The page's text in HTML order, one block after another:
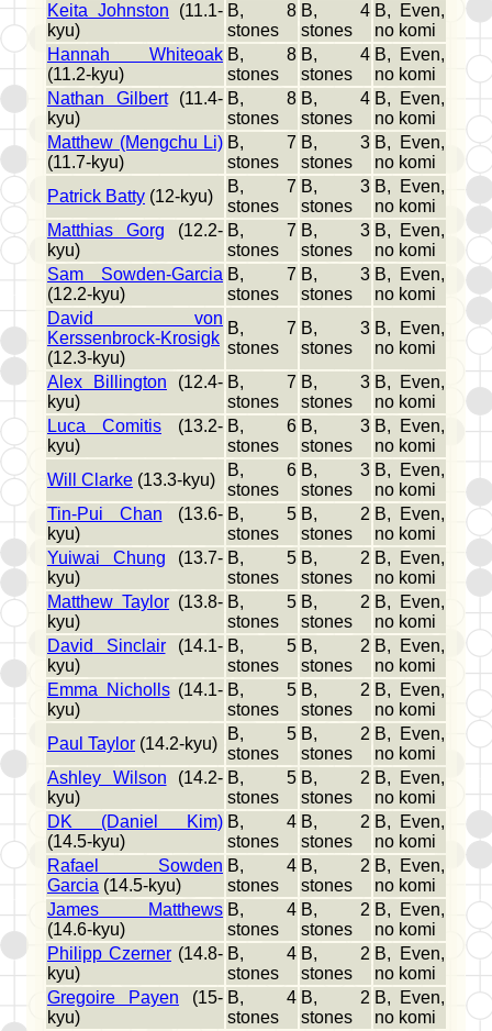
Keita Johnston (11.1-
kyu)
B, 8
stones
B, 4
stones
B, Even,
no komi
Hannah Whiteoak
(11.2-kyu)
B, 8
stones
B, 4
stones
B, Even,
no komi
Nathan Gilbert(11.4-
kyu)
B, 8
stones
B, 4
stones
B, Even,
no komi
Matthew (Mengchu Li)
(11.7-kyu)
B, 7
stones
B, 3
stones
B, Even,
no komi
Patrick Batty (12-kyu)
B, 7
stones
B, 3
stones
B, Even,
no komi
Matthias Gorg (12.2-
kyu)
B, 7
stones
B, 3
stones
B, Even,
no komi
Sam Sowden-Garcia
(12.2-kyu)
B, 7
stones
B, 3
stones
B, Even,
no komi
David von
Kerssenbrock-Krosigk
(12.3-kyu)
B, 7
stones
B, 3
stones
B, Even,
no komi
Alex Billington (12.4-
kyu)
B, 7
stones
B, 3
stones
B, Even,
no komi
Luca Comitis (13.2-
kyu)
B, 6
stones
B, 3
stones
B, Even,
no komi
Will Clarke (13.3-kyu)
B, 6
stones
B, 3
stones
B, Even,
no komi
Tin-Pui Chan (13.6-
kyu)
B, 5
stones
B, 2
stones
B, Even,
no komi
Yuiwai Chung (13.7-
kyu)
B, 5
stones
B, 2
stones
B, Even,
no komi
Matthew Taylor (13.8-
kyu)
B, 5
stones
B, 2
stones
B, Even,
no komi
David Sinclair(14.1-
kyu)
B, 5
stones
B, 2
stones
B, Even,
no komi
Emma Nicholls(14.1-
kyu)
B, 5
stones
B, 2
stones
B, Even,
no komi
Paul Taylor (14.2-kyu)
B, 5
stones
B, 2
stones
B, Even,
no komi
Ashley Wilson (14.2-
kyu)
B, 5
stones
B, 2
stones
B, Even,
no komi
DK (Daniel Kim)
(14.5-kyu)
B, 4
stones
B, 2
stones
B, Even,
no komi
Rafael Sowden
Garcia (14.5-kyu)
B, 4
stones
B, 2
stones
B, Even,
no komi
James Matthews
(14.6-kyu)
B, 4
stones
B, 2
stones
B, Even,
no komi
Philipp Czerner (14.8-
kyu)
B, 4
stones
B, 2
stones
B, Even,
no komi
Gregoire Payen (15-
kyu)
B, 4
stones
B, 2
stones
B, Even,
no komi